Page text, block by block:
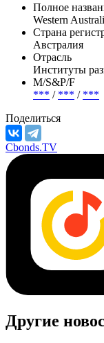
Полное
Western
Страна
Австралия
Отрасль
Институты
М/S&P/F
*** / *** / ***
Поделиться
Cbonds.TV
Другие